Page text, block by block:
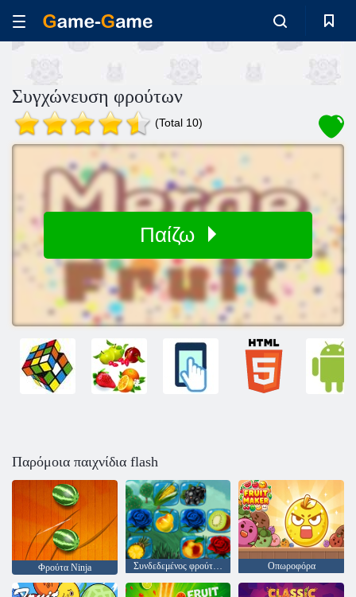
Συγχώνευση φρούτων
(Total 10)
Παίζω
Παρόμοια παιχνίδια flash
Φρούτα Ninja Συνδεδεμένος φρούτων 2 Οπωροφόρα